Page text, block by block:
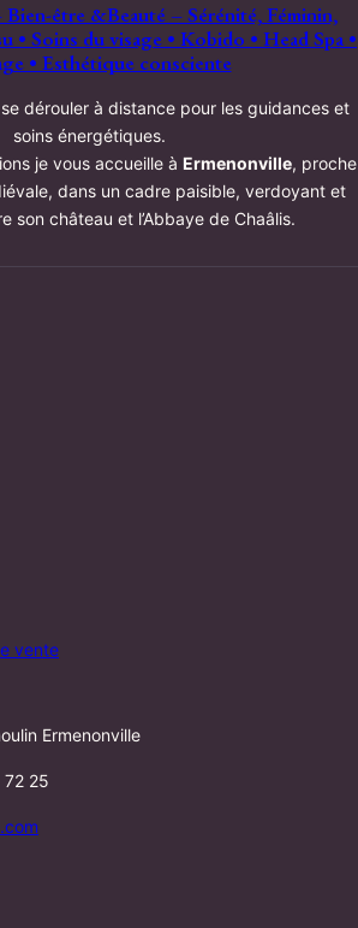
être &Beauté – Sérénité, Féminin,
• Soins du visage • Kobido • Head Spa •
• Esthétique consciente
dérouler à distance pour les guidances et
soins énergétiques.
je vous accueille à Ermenonville, proche
dans un cadre paisible, verdoyant et
son château et l’Abbaye de Chaâlis.
vente
Ermenonville
25